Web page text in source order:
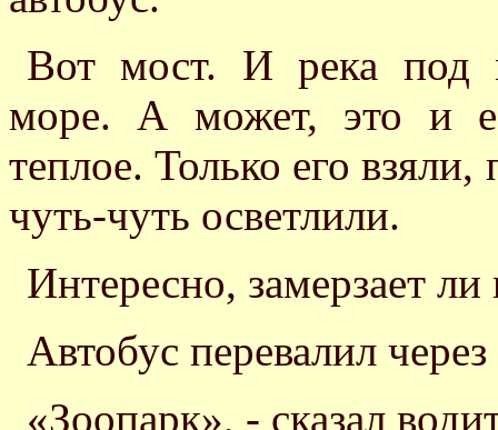
Вот мост. И река под
море. А может, это и
теплое. Только его
чуть-чуть осветлили.
Интересно, замерзает
Автобус перевалил
«Зоопарк», - сказал